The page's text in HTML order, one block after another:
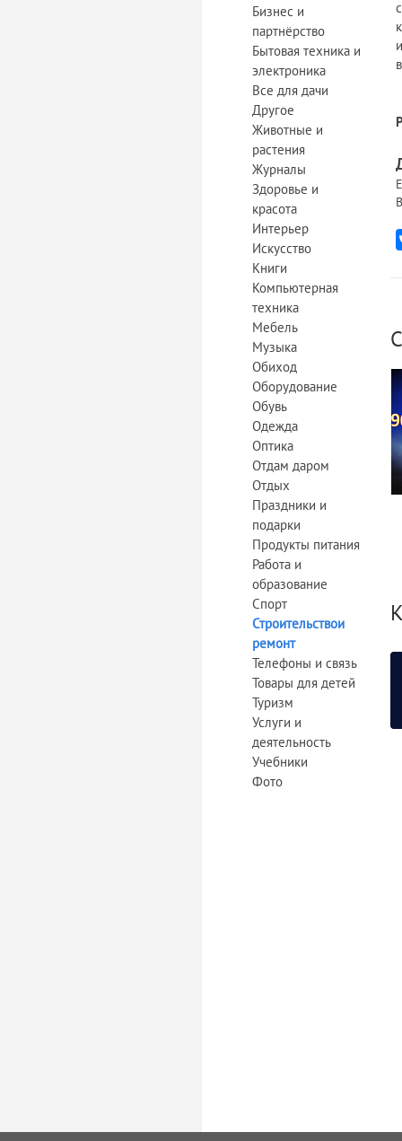
Бизнес и
партнёрство
Бытовая техника и
электроника
Все для дачи
Другое
Животные и
растения
Журналы
Здоровье и
красота
Интерьер
Искусство
Книги
Компьютерная
техника
Мебель
Музыка
Обиход
Оборудование
Обувь
Одежда
Оптика
Отдам даром
Отдых
Праздники и
подарки
Продукты питания
Работа и
образование
Спорт
Строительствои
ремонт
Телефоны и связь
Товары для детей
Туризм
Услуги и
деятельность
Учебники
Фото